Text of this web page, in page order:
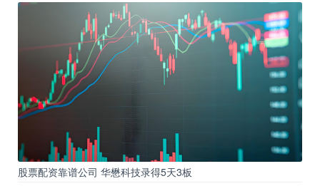
股票配资靠谱公司 华懋科技录得5天3板